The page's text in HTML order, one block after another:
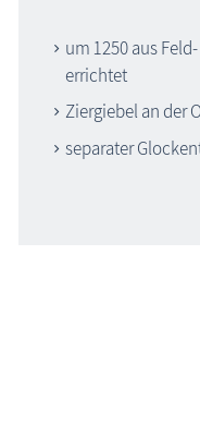
um 1250 aus
errichtet
Ziergiebel an der
separater